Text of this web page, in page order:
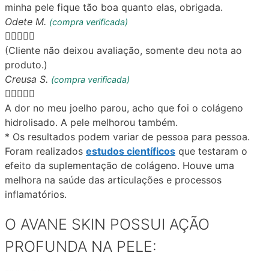
minha pele fique tão boa quanto elas, obrigada.
Odete M. (compra verificada)

(Cliente não deixou avaliação, somente deu nota ao
produto.)
Creusa S. (compra verificada)

A dor no meu joelho parou, acho que foi o colágeno
hidrolisado. A pele melhorou também.
* Os resultados podem variar de pessoa para pessoa.
Foram realizados estudos científicos que testaram o
efeito da suplementação de colágeno. Houve uma
melhora na saúde das articulações e processos
inflamatórios.
O AVANE SKIN POSSUI AÇÃO
PROFUNDA NA PELE: